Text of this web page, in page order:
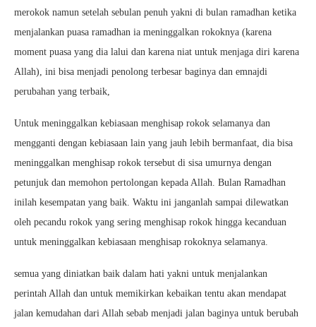
merokok namun setelah sebulan penuh yakni di bulan ramadhan ketika
menjalankan puasa ramadhan ia meninggalkan rokoknya (karena
moment puasa yang dia lalui dan karena niat untuk menjaga diri karena
Allah), ini bisa menjadi penolong terbesar baginya dan emnajdi
perubahan yang terbaik,
Untuk meninggalkan kebiasaan menghisap rokok selamanya dan
mengganti dengan kebiasaan lain yang jauh lebih bermanfaat, dia bisa
meninggalkan menghisap rokok tersebut di sisa umurnya dengan
petunjuk dan memohon pertolongan kepada Allah. Bulan Ramadhan
inilah kesempatan yang baik. Waktu ini janganlah sampai dilewatkan
oleh pecandu rokok yang sering menghisap rokok hingga kecanduan
untuk meninggalkan kebiasaan menghisap rokoknya selamanya.
semua yang diniatkan baik dalam hati yakni untuk menjalankan
perintah Allah dan untuk memikirkan kebaikan tentu akan mendapat
jalan kemudahan dari Allah sebab menjadi jalan baginya untuk berubah